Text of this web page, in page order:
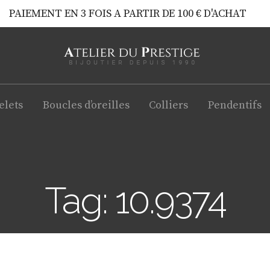
Boucles d’oreilles Colliers Pendentifs
Tag: 10.9374
PAIEMENT EN 3 FOIS A PARTIR DE 100 € D'ACHAT